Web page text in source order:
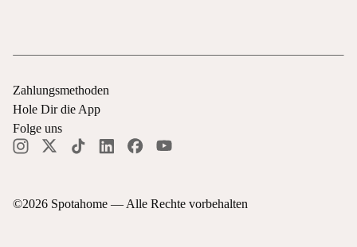
©2026 Spotahome — Alle Rechte vorbehalten
Zahlungsmethoden
Hole Dir die App
Folge uns